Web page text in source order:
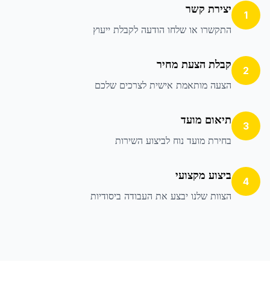
1 יצירת קשר
התקשרו או שלחו הודעה לקבלת ייעוץ
2 קבלת הצעת מחיר
הצעה מותאמת אישית לצרכים שלכם
3 תיאום מועד
בחירת מועד נוח לביצוע השירות
4 ביצוע מקצועי
הצוות שלנו יבצע את העבודה ביסודיות